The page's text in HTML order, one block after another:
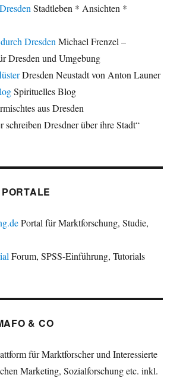
Stadtleben * Ansichten *
Dresden Michael Frenzel –
Dresden und Umgebung
Dresden Neustadt von Anton Launer
Spirituelles Blog
aus Dresden
schreiben Dresdner über ihre Stadt“
Portal für Marktforschung, Studie,
Forum, SPSS-Einführung, Tutorials
& CO
für Marktforscher und Interessierte
Marketing, Sozialforschung etc. inkl.